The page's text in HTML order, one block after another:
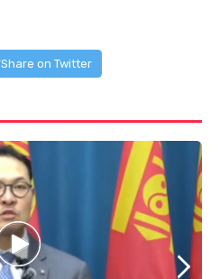
Share on Twitter